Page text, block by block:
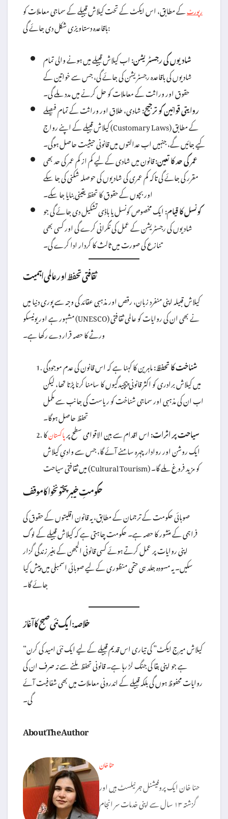
رپورٹکے مطابق، اس ایکٹ کے تحت کیلاش قبیلے کے سماجی معاملات کو
باقاعدہ دستاویزی شکل دی جائے گی:
شادیوں کی رجسٹریشن:اب کیلاش قبیلے میں ہونے والی تمام
شادیوں کی باقاعدہ رجسٹریشن کی جائے گی، جس سے خواتین کے
حقوق اور وراثت کے معاملات کو حل کرنے میں مدد ملے گی۔
روایتی قوانین کو ترجیح:شادی، طلاق اور وراثت کے تمام فیصلے
کیلاش قبیلے کے اپنے رواج (Customary Laws) کے مطابق
کیے جائیں گے، جنہیں اب عدالتوں میں قانونی حیثیت حاصل ہوگی۔
عمر کی حد کا تعین:قانون میں شادی کے لیے کم از کم عمر کی حد بھی
مقرر کی جائے گی تاکہ کم عمری کی شادیوں کی حوصلہ شکنی کی جا سکے
اور بچوں کے حقوق کا تحفظ یقینی بنایا جا سکے۔
کونسل کا قیام:ایک مخصوص کونسل یا باڈی تشکیل دی جائے گی جو
شادیوں کی رجسٹریشن کے عمل کی نگرانی کرے گی اور کسی بھی
تنازع کی صورت میں ثالث کا کردار ادا کرے گی۔
ثقافتی تحفظ اور عالمی اہمیت
کیلاش قبیلہ اپنی منفرد زبان، رقص اور مذہبی عقائد کی وجہ سے پوری دنیا میں
مشہور ہے اور یونیسکو (UNESCO) نے بھی ان کی روایات کو عالمی ثقافتی
ورثے کا حصہ قرار دے رکھا ہے۔
شناخت کا تحفظ:ماہرین کا کہنا ہے کہ اس قانون کی عدم موجودگی
میں کیلاش برادری کو اکثر قانونی پیچیدگیوں کا سامنا کرنا پڑتا تھا، لیکن
اب ان کی مذہبی اور سماجی شناخت کو ریاست کی جانب سے مکمل
تحفظ حاصل ہوگا۔
سیاحت پر اثرات:اس اقدام سے بین الاقوامی سطح پرپاکستانکا
ایک روشن اور روادار چہرہ سامنے آئے گا، جس سے وادیِ کیلاش
میں ثقافتی سیاحت (Cultural Tourism) کو مزید فروغ ملے گا۔
حکومتِ خیبر پختونخوا کا موقف
صوبائی حکومت کے ترجمان کے مطابق، یہ قانون اقلیتوں کے حقوق کی
فراہمی کے منشور کا حصہ ہے۔ حکومت چاہتی ہے کہ کیلاش قبیلے کے لوگ
اپنی روایات پر عمل کرتے ہوئے کسی قانونی الجھن کے بغیر زندگی گزار
سکیں۔ یہ مسودہ جلد ہی حتمی منظوری کے لیے صوبائی اسمبلی میں پیش کیا
جائے گا۔
خلاصہ: ایک نئی صبح کا آغاز
“کیلاش میرج ایکٹ” کی تیاری اس قدیم قبیلے کے لیے ایک نئی امید کی کرن
ہے جو اپنی بقا کی جنگ لڑ رہا ہے۔ قانونی تحفظ ملنے سے نہ صرف ان کی
روایات محفوظ ہوں گی بلکہ قبیلے کے اندرونی معاملات میں بھی شفافیت آئے
گی۔
About The Author
حنا خان
حنا خان ایک پروفیشنل جرنیلسٹ ہیں اور
گزشتہ ۱۳ سال سے اپنی خدمات سر انجام